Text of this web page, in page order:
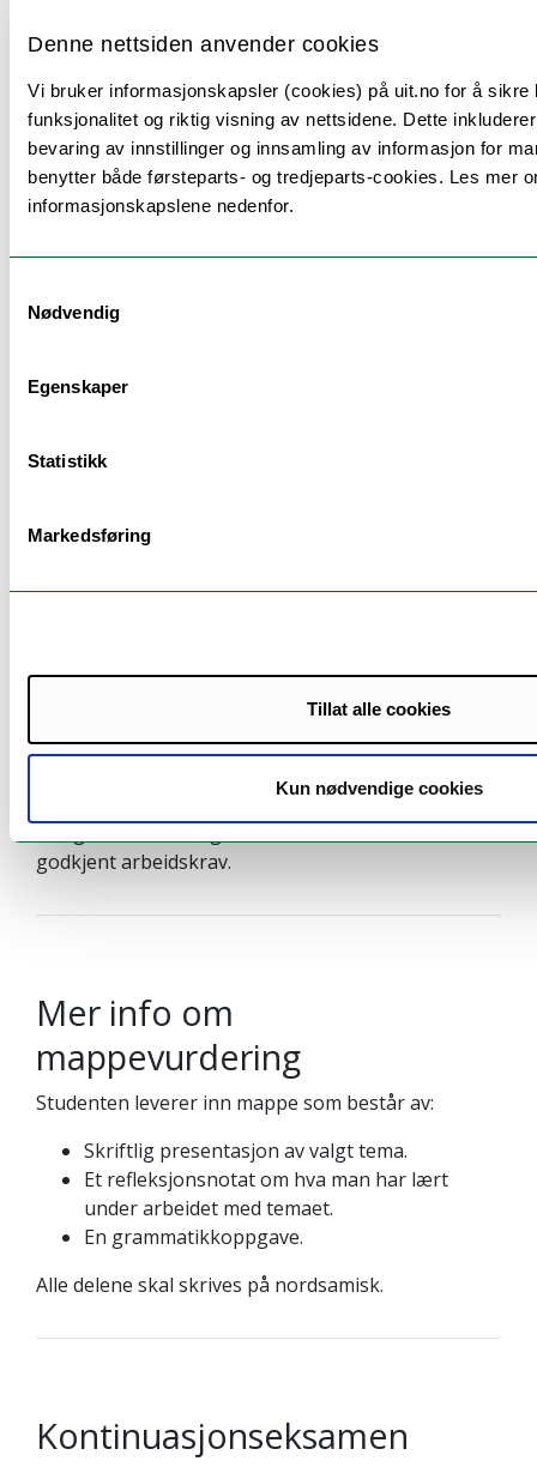
Denne nettsiden anvender cookies
Vi bruker informasjonskapsler (cookies) på uit.no for å sikre
funksjonalitet og riktig visning av nettsidene. Dette
bevaring av innstillinger og innsamling av informasjon for
benytter både førsteparts- og tredjeparts-cookies. Les mer
informasjonskapslene nedenfor.
Nødvendig
Egenskaper
Statistikk
Markedsføring
Tillat alle cookies
Kun nødvendige cookies
Eksamen
Vurderingsform: Dato:
Muntlig eksamen
Mer info om arbeidskrav
To skriftlige arbeidskrav
Alle arbeidskrav skal leveres inn til frister fastsatt
godkjent arbeidskrav.
Mer info om
mappevurdering
Studenten leverer inn mappe som består av:
Skriftlig presentasjon av valgt tema.
Et refleksjonsnotat om hva man har lært
under arbeidet med temaet.
En grammatikkoppgave.
Alle delene skal skrives på nordsamisk.
Kontinuasjonseksamen